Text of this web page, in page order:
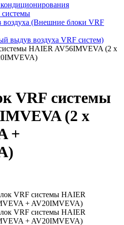
воздуха (Внешние блоки VRF
выдув воздуха VRF систем)
HAIER AV56IMVEVA (2 х
VRF системы
(2 х
+